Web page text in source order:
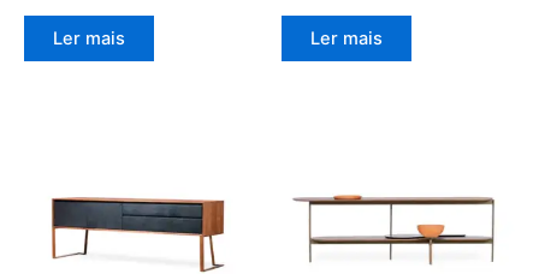
Ler mais Ler mais